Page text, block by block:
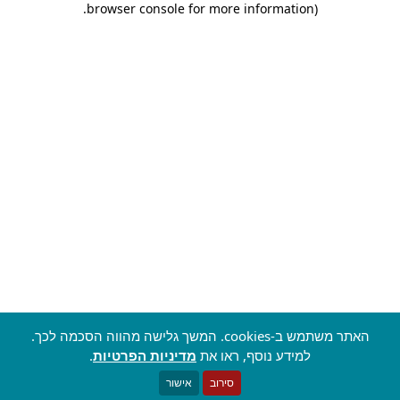
browser console for more information)
.
האתר משתמש ב-cookies. המשך גלישה מהווה הסכמה לכך.
למידע נוסף, ראו את מדיניות הפרטיות.
סירוב אישור